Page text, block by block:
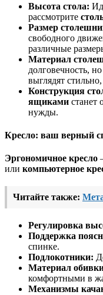
Высота стола:
рассмотрите
Размер
свободного
различные
Материал
долговечность,
выглядят
Конструкция
ящиками станет
нужды.
Кресло: ваш верный
Эргономичное кресло
или компьютерное
Читайте также:
Регулировка
Поддержка
спинке.
Подлокотники:
Материал
комфортными в
Механизмы